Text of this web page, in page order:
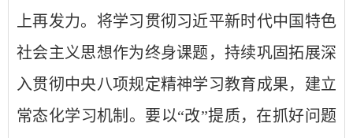
上再发力。将学习贯彻习近平新时代中国特色
社会主义思想作为终身课题，持续巩固拓展深
入贯彻中央八项规定精神学习教育成果，建立
常态化学习机制。要以“改”提质，在抓好问题